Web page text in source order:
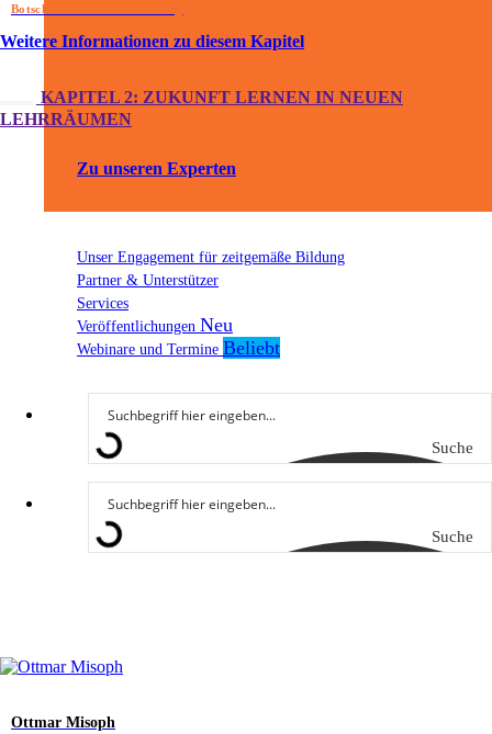
Zu unseren Experten
Unser Engagement für zeitgemäße Bildung
Partner & Unterstützer
Services
Veröffentlichungen
Webinare und Termine
Suche
Suche
Botschafter/in für Ausstattung
Weitere Informationen zu diesem Kapitel
KAPITEL 2: ZUKUNFT LERNEN IN NEUEN
LEHRRÄUMEN
Ottmar Misoph